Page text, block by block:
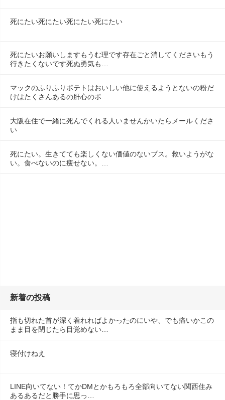
死にたい死にたい死にたい死にたい
死にたいお願いしますもうむ理です存在ごと消してくださいもう
行きたくないです死ぬ勇気も…
マックのふりふりポテトはおいしい他に使えるようとないの粉だ
けはたくさんあるの肝心のポ…
大阪在住で一緒に死んでくれる人いませんかいたらメールくださ
い
死にたい。生きてても楽しくない価値のないブス。救いようがな
い。食べないのに痩せない。…
新着の投稿
指も切れた首が深く着れればよかったのにいや、でも痛いかこの
まま目を閉じたら目覚めない…
寝付けねえ
LINE向いてない！てかDMとかもろもろ全部向いてない関西住み
あるあるだと勝手に思っ…